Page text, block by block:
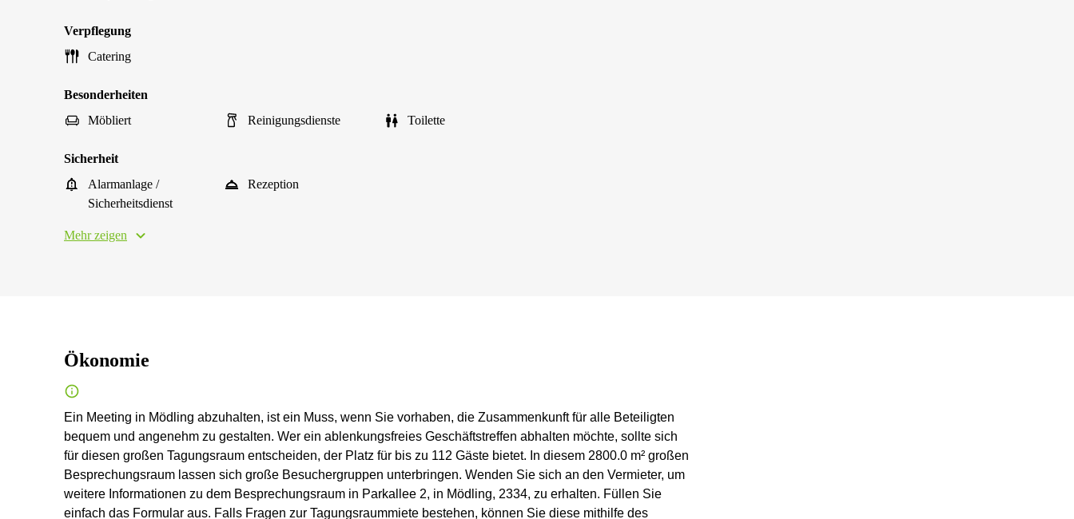
Verpflegung
Catering
Besonderheiten
Möbliert
Reinigungsdienste Toilette
Sicherheit
Alarmanlage /
Sicherheitsdienst
Rezeption
Mehr zeigen
Ökonomie
Ein Meeting in Mödling abzuhalten, ist ein Muss, wenn Sie vorhaben, die Zusammenkunft für alle Beteiligten
bequem und angenehm zu gestalten. Wer ein ablenkungsfreies Geschäftstreffen abhalten möchte, sollte sich
für diesen großen Tagungsraum entscheiden, der Platz für bis zu 112 Gäste bietet. In diesem 2800.0 m² großen
Besprechungsraum lassen sich große Besuchergruppen unterbringen. Wenden Sie sich an den Vermieter, um
weitere Informationen zu dem Besprechungsraum in Parkallee 2, in Mödling, 2334, zu erhalten. Füllen Sie
einfach das Formular aus. Falls Fragen zur Tagungsraummiete bestehen, können Sie diese mithilfe des